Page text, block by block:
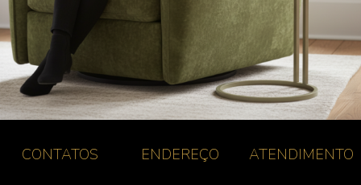
CONTATOS ENDEREÇO ATENDIMENTO